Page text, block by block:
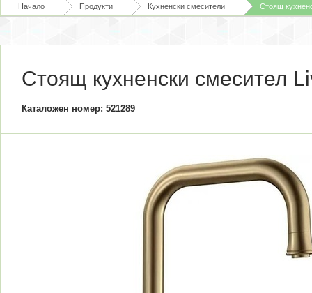
Начало Продукти Кухненски смесители Стоящ
Стоящ кухненски смесител
Каталожен номер: 521289